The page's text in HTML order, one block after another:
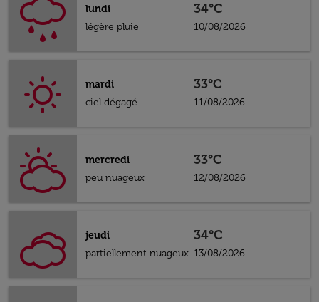
lundi
légère pluie
34°C
10/08/2026
mardi
ciel dégagé
33°C
11/08/2026
mercredi
peu nuageux
33°C
12/08/2026
jeudi
partiellement nuageux
34°C
13/08/2026